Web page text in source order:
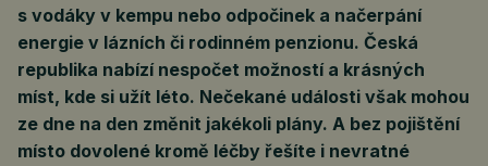
s vodáky v kempu nebo odpočinek a načerpání
energie v lázních či rodinném penzionu. Česká
republika nabízí nespočet možností a krásných
míst, kde si užít léto. Nečekané události však mohou
ze dne na den změnit jakékoli plány. A bez pojištění
místo dovolené kromě léčby řešíte i nevratné